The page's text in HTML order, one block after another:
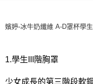
嬪婷-冰牛奶纖維 A-D罩杯學
1.學生III階胸罩
少女成長的第三階段軟